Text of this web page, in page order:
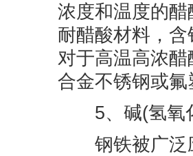
浓度和温度的
耐醋酸材料，
对于高温高浓
合金不锈钢或氟
5、碱(氢氧
钢铁被广泛